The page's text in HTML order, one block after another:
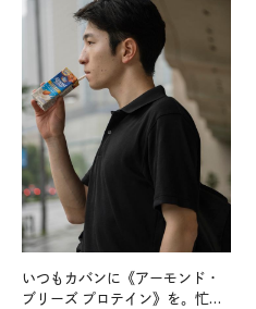
いつもカバンに《アーモンド・
ブリーズ プロテイン》を。忙し